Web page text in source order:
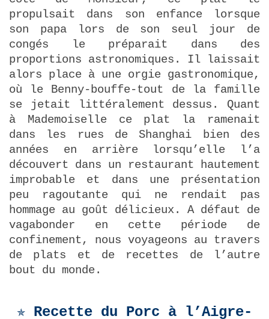
propulsait dans son enfance lorsque
son papa lors de son seul jour de
congés le préparait dans des
proportions astronomiques. Il laissait
alors place à une orgie gastronomique,
où le Benny-bouffe-tout de la famille
se jetait littéralement dessus. Quant
à Mademoiselle ce plat la ramenait
dans les rues de Shanghai bien des
années en arrière lorsqu’elle l’a
découvert dans un restaurant hautement
improbable et dans une présentation
peu ragoutante qui ne rendait pas
hommage au goût délicieux. A défaut de
vagabonder en cette période de
confinement, nous voyageons au travers
de plats et de recettes de l’autre
bout du monde.
✯ Recette du Porc à l’Aigre-